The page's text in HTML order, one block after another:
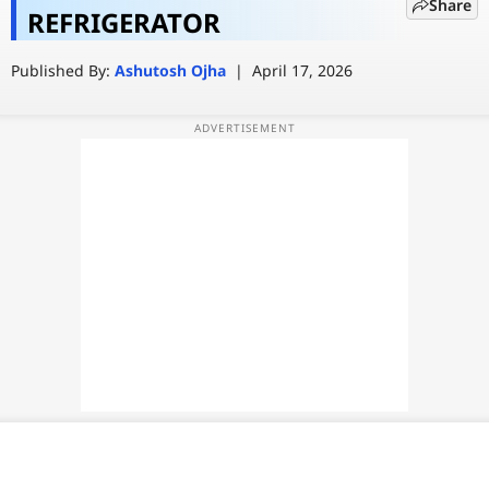
वेब स्टोरी
REFRIGERATOR
Share
नजरअंदाज, नहीं तो बाद में पछताना पड़ेगा!
Published By: Ashutosh Ojha | April 17, 2026